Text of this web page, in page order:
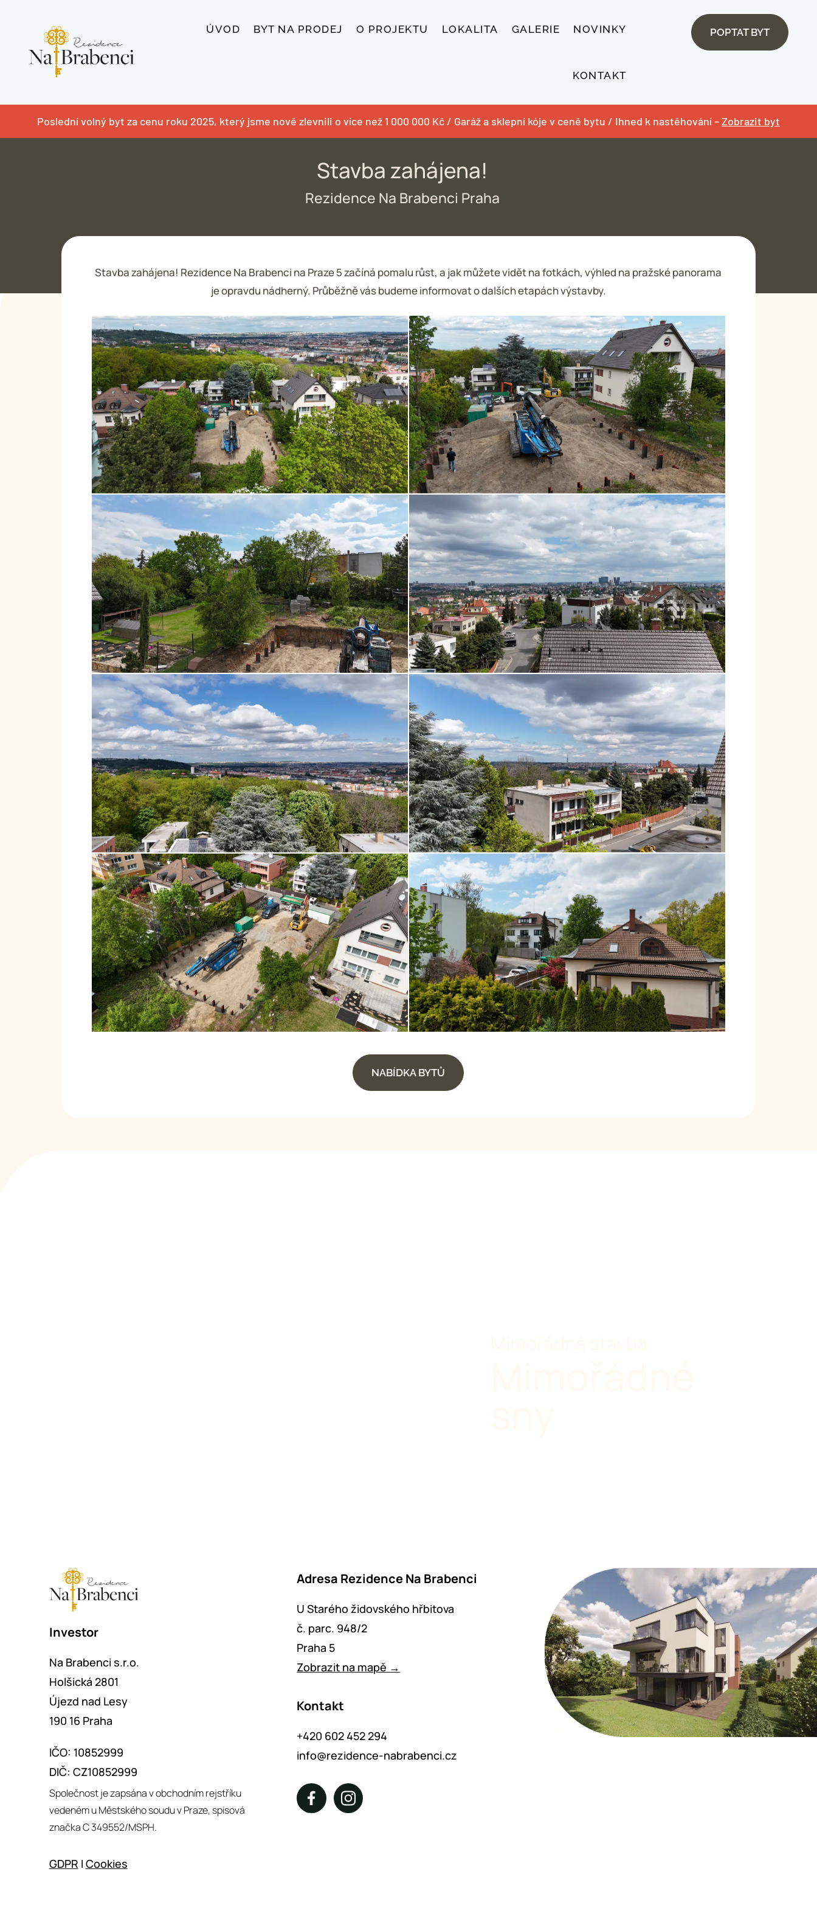
ÚVOD BYT NA PRODEJ O PROJEKTU LOKALITA GALERIE NOVINKY
KONTAKT
POPTAT BYT
Poslední volný byt za cenu roku 2025, který jsme nově zlevnili o více než 1 000 000 Kč / Garáž a sklepní kóje v ceně bytu / Ihned k nastěhování –Zobrazit byt
Stavba zahájena!
Rezidence Na Brabenci Praha
Stavba zahájena! Rezidence Na Brabenci na Praze 5 začíná pomalu růst, a jak můžete vidět na fotkách, výhled na pražské panorama
je opravdu nádherný. Průběžně vás budeme informovat o dalších etapách výstavby.
NABÍDKA BYTŮ
Investor
Na Brabenci s.r.o.
Holšická 2801
Újezd nad Lesy
190 16 Praha
IČO: 10852999
DIČ: CZ10852999
Společnost je zapsána v obchodním rejstříku
vedeném u Městského soudu v Praze, spisová
značka C 349552/MSPH.
GDPR I Cookies
Adresa Rezidence Na Brabenci
U Starého židovského hřbitova
č. parc. 948/2
Praha 5
Zobrazit na mapě →
Kontakt
+420 602 452 294
info@rezidence-nabrabenci.cz